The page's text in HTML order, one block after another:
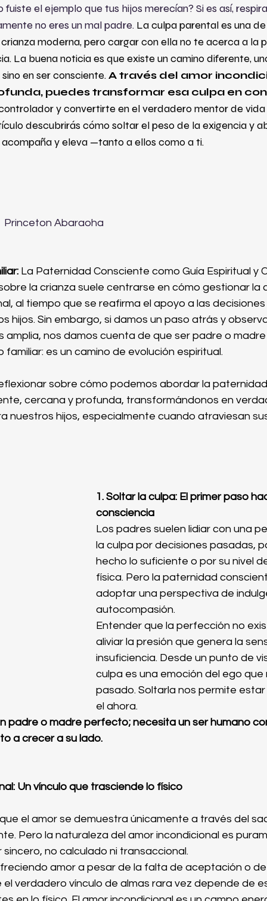
fuiste el ejemplo que tus hijos merecían? Si es así,
no eres un mal padre. La culpa parental es una
crianza moderna, pero cargar con ella no te acerca a la
La buena noticia es que existe un camino diferente,
en ser consciente. A través del amor
puedes transformar esa culpa en
y convertirte en el verdadero mentor de
descubrirás cómo soltar el peso de la exigencia y
y eleva —tanto a ellos como a ti.
Princeton Abaraoha
La Paternidad Consciente como Guía Espiritual y
la crianza suele centrarse en cómo gestionar la
al tiempo que se reafirma el apoyo a las decisiones
hijos. Sin embargo, si damos un paso atrás y
amplia, nos damos cuenta de que ser padre o
familiar: es un camino de evolución espiritual.
sobre cómo podemos abordar la
cercana y profunda, transformándonos en
nuestros hijos, especialmente cuando atraviesan
1. Soltar la culpa: El primer paso
consciencia
Los padres suelen lidiar con una
la culpa por decisiones pasadas,
hecho lo suficiente o por su nivel
física. Pero la paternidad
adoptar una perspectiva de
autocompasión.
Entender que la perfección no
aliviar la presión que genera la
insuficiencia. Desde un punto de
culpa es una emoción del ego
pasado. Soltarla nos permite
el ahora.
padre o madre perfecto; necesita un ser humano
a crecer a su lado.
Un vínculo que trasciende lo físico
el amor se demuestra únicamente a través del
Pero la naturaleza del amor incondicional es
sincero, no calculado ni transaccional.
amor a pesar de la falta de aceptación o
el verdadero vínculo de almas rara vez depende de